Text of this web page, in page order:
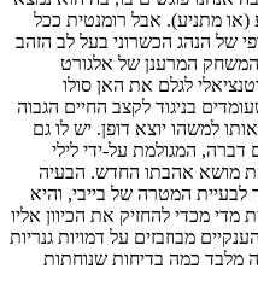
(או מתניע). אבל רומנטית ככל
של הנהג הכשרוני בעל לב הזהב
המרענן של אלגורט
לגלם את האן סולו
בניגוד לקצב החיים הגבוה
למשהו יוצא דופן. יש לו גם
המגולמת על-ידי לילי
מושא אהבתו החדש. הבעיה
לבעיית המטרה של בייבי, והיא
מכדי להחזיק את הכיוון אליו
מבוזבזים על דמויות גנריות
מלבד כמה בדיחות שנוחתות